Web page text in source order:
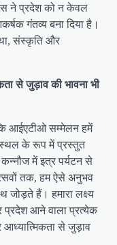
ने प्रदेश को न केवल
गंतव्य बना दिया है।
संस्कृति और
से जुड़ाव की भावना भी
आईएटीओ सम्मेलन हमें
स्थल के रूप में प्रस्तुत
में इत्र पर्यटन से
तक, हम ऐसे अनुभव
जोड़ते हैं। हमारा लक्ष्य
प्रदेश आने वाला प्रत्येक
से जुड़ाव